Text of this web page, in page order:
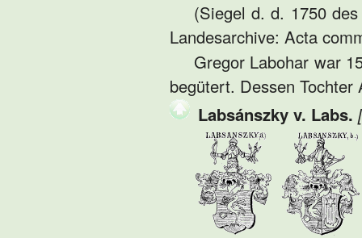
(Siegel d. d. 1750
Landesarchive: Acta
Gregor Labohar war
begütert. Dessen
Labsánszky v. Labs.